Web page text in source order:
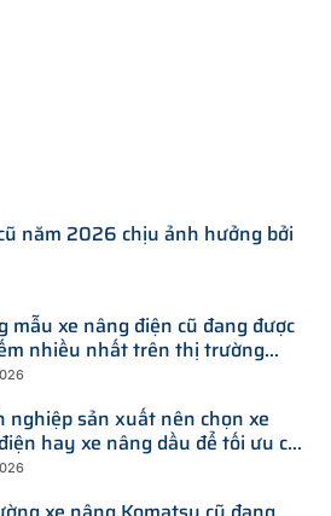
năm 2026 chịu ảnh hưởng bởi
mẫu xe nâng điện cũ đang được
nhiều nhất trên thị trường
nghiệp sản xuất nên chọn xe
hay xe nâng dầu để tối ưu chi